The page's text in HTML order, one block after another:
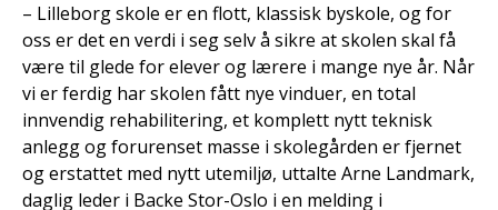
– Lilleborg skole er en flott, klassisk byskole, og for
oss er det en verdi i seg selv å sikre at skolen skal få
være til glede for elever og lærere i mange nye år. Når
vi er ferdig har skolen fått nye vinduer, en total
innvendig rehabilitering, et komplett nytt teknisk
anlegg og forurenset masse i skolegården er fjernet
og erstattet med nytt utemiljø, uttalte Arne Landmark,
daglig leder i Backe Stor-Oslo i en melding i